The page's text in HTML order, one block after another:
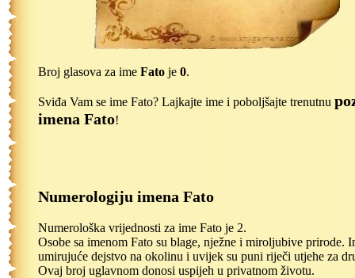
Broj glasova za ime Fato je 0.
Sviđa Vam se ime Fato? Lajkajte ime i poboljšajte trenutnu
imena Fato!
Numerologiju imena Fato
Numerološka vrijednosti za ime Fato je 2.
Osobe sa imenom Fato su blage, nježne i miroljubive prirode.
umirujuće dejstvo na okolinu i uvijek su puni riječi utjehe za
Ovaj broj uglavnom donosi uspijeh u privatnom životu.